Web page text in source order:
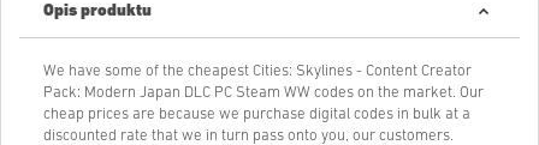
Opis produktu
We have some of the cheapest Cities: Skylines - Content Creator
Pack: Modern Japan DLC PC Steam WW codes on the market. Our
cheap prices are because we purchase digital codes in bulk at a
discounted rate that we in turn pass onto you, our customers.